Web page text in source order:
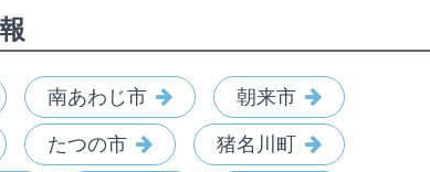
南あわじ市 朝来市
たつの市 猪名川町